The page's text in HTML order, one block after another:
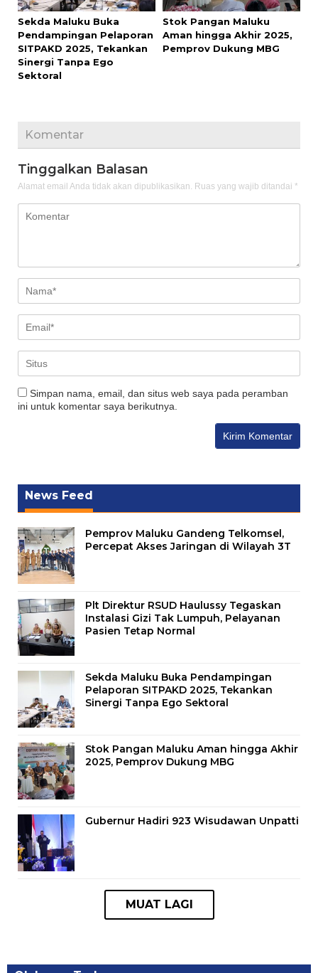
Sekda Maluku Buka
Pendampingan Pelaporan
SITPAKD 2025, Tekankan
Sinergi Tanpa Ego
Sektoral
Stok Pangan Maluku
Aman hingga Akhir 2025,
Pemprov Dukung MBG
Komentar
Tinggalkan Balasan
Alamat email Anda tidak akan dipublikasikan. Ruas yang wajib ditandai *
Simpan nama, email, dan situs web saya pada peramban
ini untuk komentar saya berikutnya.
News Feed
Pemprov Maluku Gandeng Telkomsel,
Percepat Akses Jaringan di Wilayah 3T
Plt Direktur RSUD Haulussy Tegaskan
Instalasi Gizi Tak Lumpuh, Pelayanan
Pasien Tetap Normal
Sekda Maluku Buka Pendampingan
Pelaporan SITPAKD 2025, Tekankan
Sinergi Tanpa Ego Sektoral
Stok Pangan Maluku Aman hingga Akhir
2025, Pemprov Dukung MBG
Gubernur Hadiri 923 Wisudawan Unpatti